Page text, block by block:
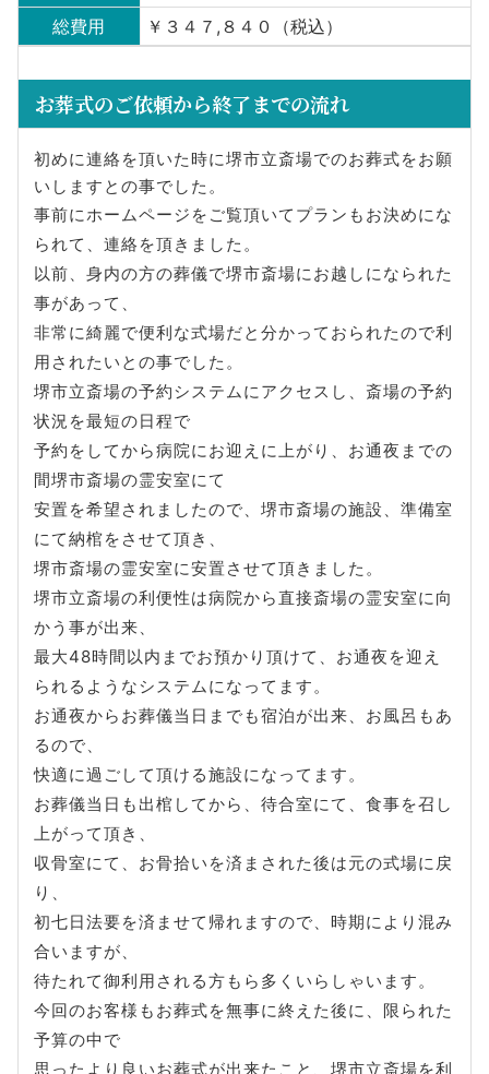
総費用
￥３４７,８４０（税込）
お葬式のご依頼から終了までの流れ
初めに連絡を頂いた時に堺市立斎場でのお葬式をお願
いしますとの事でした。
事前にホームページをご覧頂いてプランもお決めにな
られて、連絡を頂きました。
以前、身内の方の葬儀で堺市斎場にお越しになられた
事があって、
非常に綺麗で便利な式場だと分かっておられたので利
用されたいとの事でした。
堺市立斎場の予約システムにアクセスし、斎場の予約
状況を最短の日程で
予約をしてから病院にお迎えに上がり、お通夜までの
間堺市斎場の霊安室にて
安置を希望されましたので、堺市斎場の施設、準備室
にて納棺をさせて頂き、
堺市斎場の霊安室に安置させて頂きました。
堺市立斎場の利便性は病院から直接斎場の霊安室に向
かう事が出来、
最大48時間以内までお預かり頂けて、お通夜を迎え
られるようなシステムになってます。
お通夜からお葬儀当日までも宿泊が出来、お風呂もあ
るので、
快適に過ごして頂ける施設になってます。
お葬儀当日も出棺してから、待合室にて、食事を召し
上がって頂き、
収骨室にて、お骨拾いを済まされた後は元の式場に戻
り、
初七日法要を済ませて帰れますので、時期により混み
合いますが、
待たれて御利用される方もら多くいらしゃいます。
今回のお客様もお葬式を無事に終えた後に、限られた
予算の中で
思ったより良いお葬式が出来たこと、堺市立斎場を利